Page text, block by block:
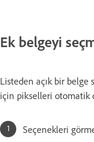
Ek belgeyi
Listeden açık bir belge
için pikselleri otomatik
Seçenekleri